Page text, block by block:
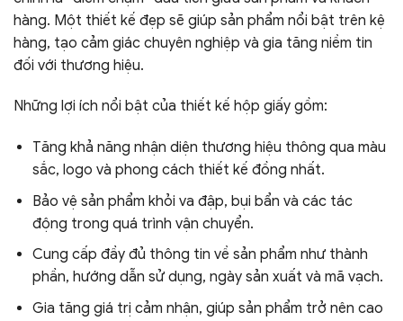
hàng. Một thiết kế đẹp sẽ giúp sản phẩm nổi bật trên kệ
hàng, tạo cảm giác chuyên nghiệp và gia tăng niềm tin
đối với thương hiệu.
Những lợi ích nổi bật của thiết kế hộp giấy gồm:
Tăng khả năng nhận diện thương hiệu thông qua màu
sắc, logo và phong cách thiết kế đồng nhất.
Bảo vệ sản phẩm khỏi va đập, bụi bẩn và các tác
động trong quá trình vận chuyển.
Cung cấp đầy đủ thông tin về sản phẩm như thành
phần, hướng dẫn sử dụng, ngày sản xuất và mã vạch.
Gia tăng giá trị cảm nhận, giúp sản phẩm trở nên cao